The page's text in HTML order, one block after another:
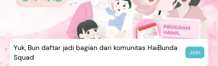
Yuk, Bun daftar jadi bagian dari komunitas HaiBunda
Squad
Join